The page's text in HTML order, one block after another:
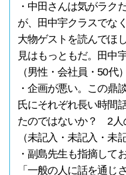
・中田さんは気がラク
が、田中宇クラスでな
大物ゲストを読んでほ
見はもっともだ。田中
（男性・会社員・50代）
・企画が悪い。この鼎
氏にそれぞれ長い時間
たのではないか？ 2人
（未記入・未記入・未記
・副島先生も指摘して
「一般の人に話を通じ